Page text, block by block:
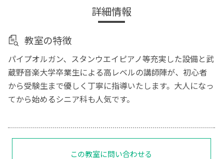
詳細情報
教室の特徴
パイプオルガン、スタンウエイピアノ等充実した設備と武
蔵野音楽大学卒業生による高レベルの講師陣が、初心者
から受験生まで優しく丁寧に指導いたします。大人になっ
てから始めるシニア科も人気です。
この教室に問い合わせる